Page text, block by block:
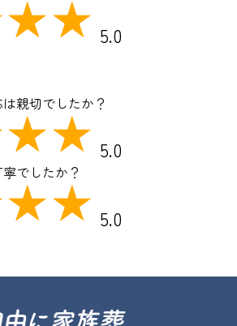
5.0
親切でしたか？
5.0
でしたか？
5.0